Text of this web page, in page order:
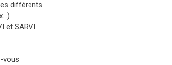
différents
et SARVI
vous